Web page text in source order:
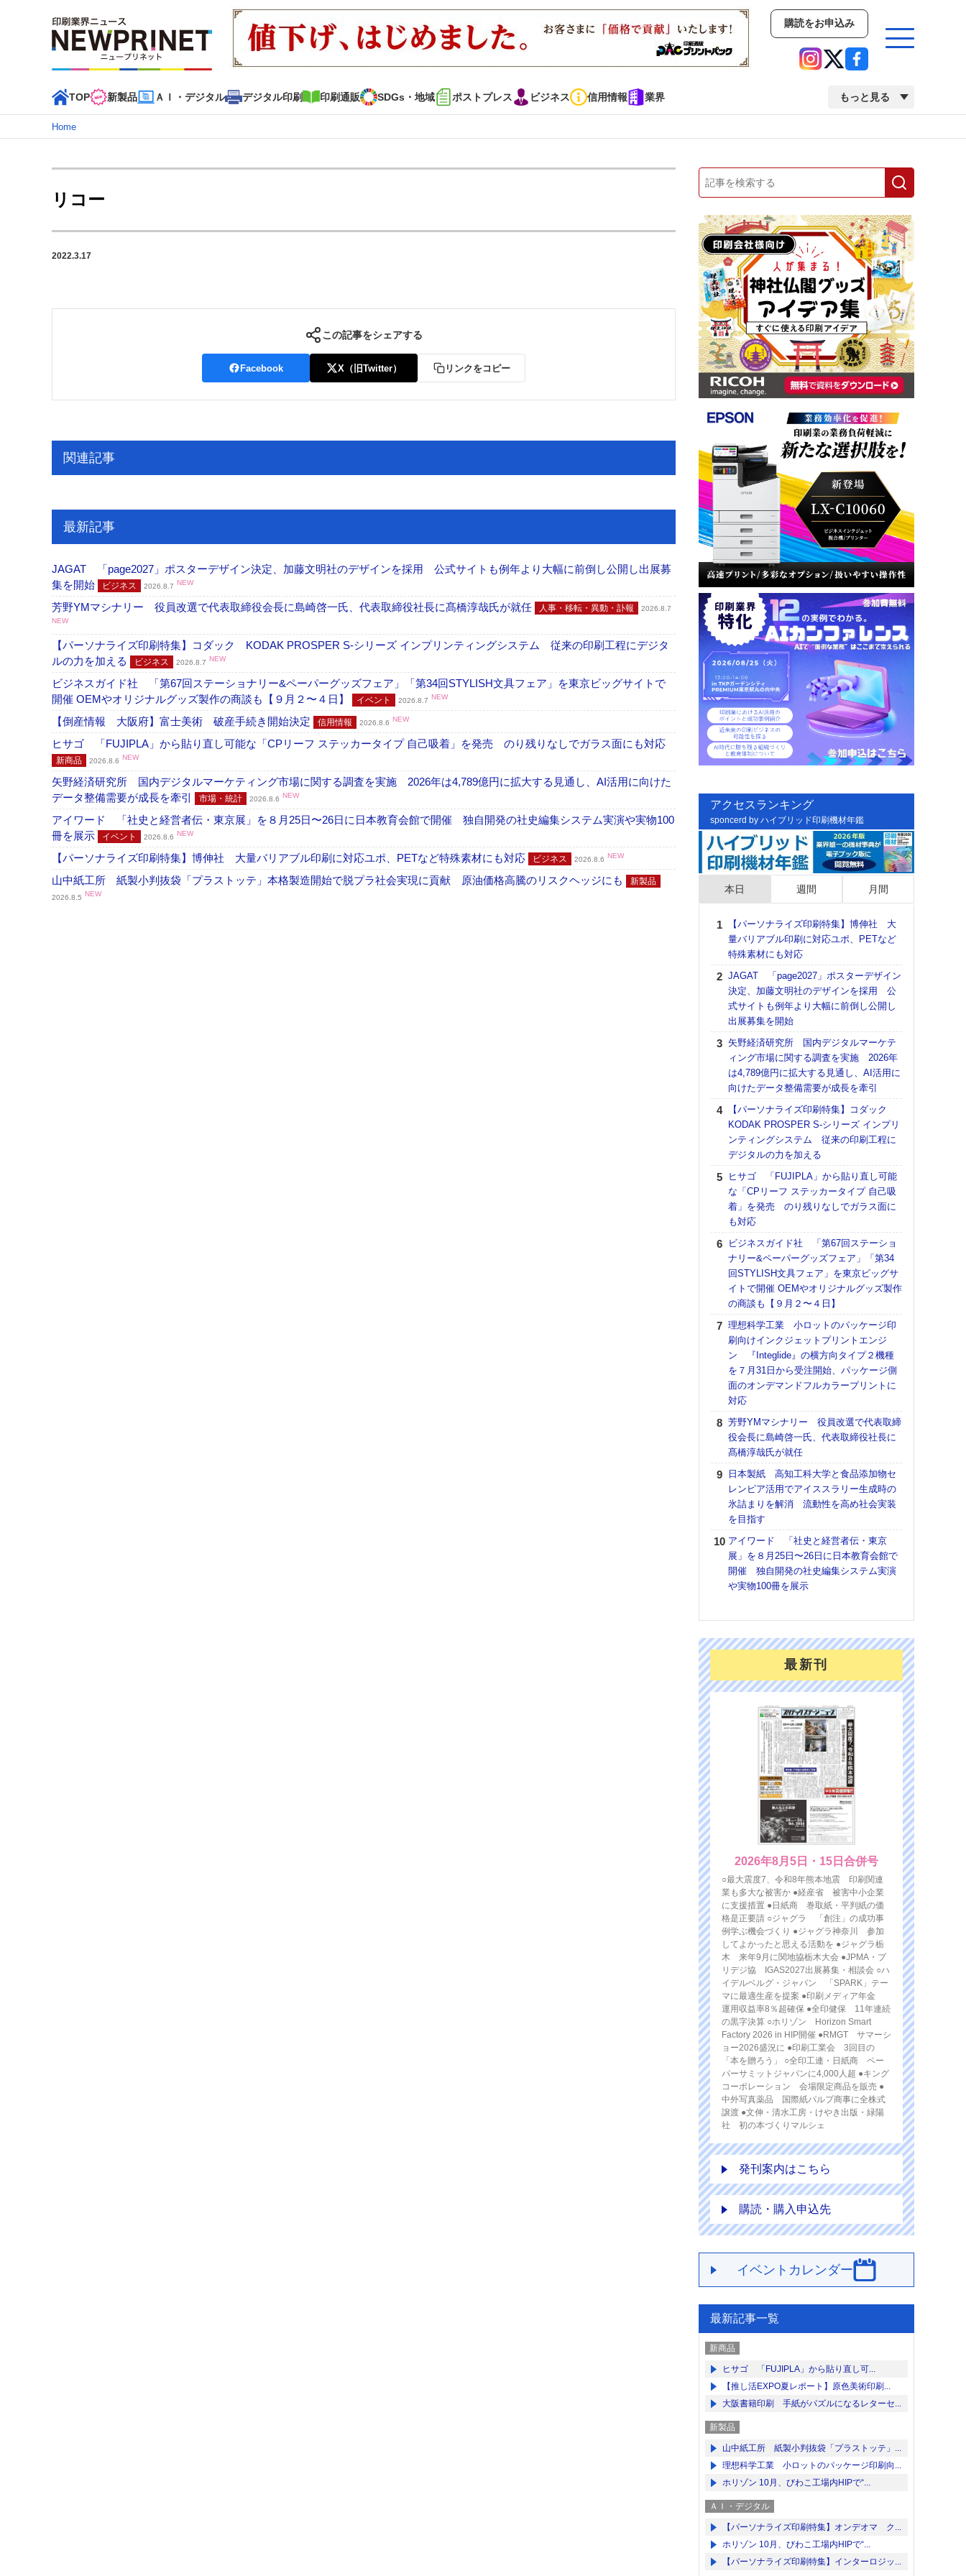
購読をお申込み
TOP 新製品 ＡＩ・デジタル デジタル印刷 印刷通販 SDGs・地域 ポストプレス ビジネス 信用情報 業界 もっと見る
イベント
インデックス
TOP 新着記事 特集記事 動画コンテンツ インタビュー コレクション
カテゴリー一覧
新商品 新製品 ＡＩ・デジタル デジタル印刷 印刷通販 SDGs・地域 ポストプレス ビジネス イベント 信用情報 業界 市場・統計 人事・移転・異動・訃報
特集記事カテゴリー一覧
中古印刷機・製本機特集
2022 検査・校正特集
特集・デジタル印刷 ～ 新成長軌道を描く
印刷機材年鑑
会社案内 購読・購入申し込み サイトポリシー お問い合わせ
Home
リコー
2022.3.17
この記事をシェアする
Facebook X（旧Twitter） リンクをコピー
関連記事
最新記事
JAGAT 「page2027」ポスターデザイン決定、加藤文明社のデザインを採用 公式サイトも例年より大幅に前倒し公開し出展募
集を開始
ビジネス 2026.8.7 NEW
芳野YMマシナリー 役員改選で代表取締役会長に島崎啓一氏、代表取締役社長に髙橋淳哉氏が就任 人事・移転・異動・訃報
2026.8.7
NEW
【パーソナライズ印刷特集】コダック KODAK PROSPER S-シリーズ インプリンティングシステム 従来の印刷工程にデジタ
ルの力を加える
ビジネス 2026.8.7 NEW
ビジネスガイド社 「第67回ステーショナリー&ペーパーグッズフェア」「第34回STYLISH文具フェア」を東京ビッグサイトで
開催 OEMやオリジナルグッズ製作の商談も【９月２〜４日】
イベント 2026.8.7 NEW
【倒産情報 大阪府】富士美術 破産手続き開始決定 信用情報 2026.8.6 NEW
ヒサゴ 「FUJIPLA」から貼り直し可能な「CPリーフ ステッカータイプ 自己吸着」を発売 のり残りなしでガラス面にも対応
新商品 2026.8.6 NEW
矢野経済研究所 国内デジタルマーケティング市場に関する調査を実施 2026年は4,789億円に拡大する見通し、AI活用に向けた
データ整備需要が成長を牽引
市場・統計 2026.8.6 NEW
アイワード 「社史と経営者伝・東京展」を８月25日〜26日に日本教育会館で開催 独自開発の社史編集システム実演や実物100
冊を展示
イベント 2026.8.6 NEW
【パーソナライズ印刷特集】博伸社 大量バリアブル印刷に対応ユポ、PETなど特殊素材にも対応 ビジネス 2026.8.6 NEW
山中紙工所 紙製小判抜袋「プラストッテ」本格製造開始で脱プラ社会実現に貢献 原油価格高騰のリスクヘッジにも 新製品
2026.8.5 NEW
アクセスランキング
sponcerd by ハイブリッド印刷機材年鑑
本日 週間 月間
【パーソナライズ印刷特集】博伸社 大
量バリアブル印刷に対応ユポ、PETなど
特殊素材にも対応
JAGAT 「page2027」ポスターデザイン
決定、加藤文明社のデザインを採用 公
式サイトも例年より大幅に前倒し公開し
出展募集を開始
矢野経済研究所 国内デジタルマーケテ
ィング市場に関する調査を実施 2026年
は4,789億円に拡大する見通し、AI活用に
向けたデータ整備需要が成長を牽引
【パーソナライズ印刷特集】コダック
KODAK PROSPER S-シリーズ インプリ
ンティングシステム 従来の印刷工程に
デジタルの力を加える
ヒサゴ 「FUJIPLA」から貼り直し可能
な「CPリーフ ステッカータイプ 自己吸
着」を発売 のり残りなしでガラス面に
も対応
ビジネスガイド社 「第67回ステーショ
ナリー&ペーパーグッズフェア」「第34
回STYLISH文具フェア」を東京ビッグサ
イトで開催 OEMやオリジナルグッズ製作
の商談も【９月２〜４日】
理想科学工業 小ロットのパッケージ印
刷向けインクジェットプリントエンジ
ン 『Integlide』の横方向タイプ２機種
を７月31日から受注開始、パッケージ側
面のオンデマンドフルカラープリントに
対応
芳野YMマシナリー 役員改選で代表取締
役会長に島崎啓一氏、代表取締役社長に
髙橋淳哉氏が就任
日本製紙 高知工科大学と食品添加物セ
レンピア活用でアイススラリー生成時の
氷詰まりを解消 流動性を高め社会実装
を目指す
アイワード 「社史と経営者伝・東京
展」を８月25日〜26日に日本教育会館で
開催 独自開発の社史編集システム実演
や実物100冊を展示
最新刊
2026年8月5日・15日合併号
○最大震度7、令和8年熊本地震 印刷関連
業も多大な被害か ●経産省 被害中小企業
に支援措置 ●日紙商 巻取紙・平判紙の価
格是正要請 ○ジャグラ 「創注」の成功事
例学ぶ機会づくり ●ジャグラ神奈川 参加
してよかったと思える活動を ●ジャグラ栃
木 来年9月に関地協栃木大会 ●JPMA・プ
リデジ協 IGAS2027出展募集・相談会 ○ハ
イデルベルグ・ジャパン 「SPARK」テー
マに最適生産を提案 ●印刷メディア年金
運用収益率8％超確保 ●全印健保 11年連続
の黒字決算 ○ホリゾン Horizon Smart
Factory 2026 in HIP開催 ●RMGT サマーシ
ョー2026盛況に ●印刷工業会 3回目の
「本を贈ろう」 ○全印工連・日紙商 ペー
パーサミットジャパンに4,000人超 ●キング
コーポレーション 会場限定商品を販売 ●
中外写真薬品 国際紙パルプ商事に全株式
譲渡 ●文伸・清水工房・けやき出版・緑陽
社 初の本づくりマルシェ
発刊案内はこちら
購読・購入申込先
イベントカレンダー
最新記事一覧
新商品
ヒサゴ 「FUJIPLA」から貼り直し可...
【推し活EXPO夏レポート】原色美術印刷...
大阪書籍印刷 手紙がパズルになるレターセ...
新製品
山中紙工所 紙製小判抜袋「プラストッテ」...
理想科学工業 小ロットのパッケージ印刷向...
ホリゾン 10月、びわこ工場内HIPで“...
ＡＩ・デジタル
【パーソナライズ印刷特集】オンデオマ ク...
ホリゾン 10月、びわこ工場内HIPで“...
【パーソナライズ印刷特集】インターロジッ...